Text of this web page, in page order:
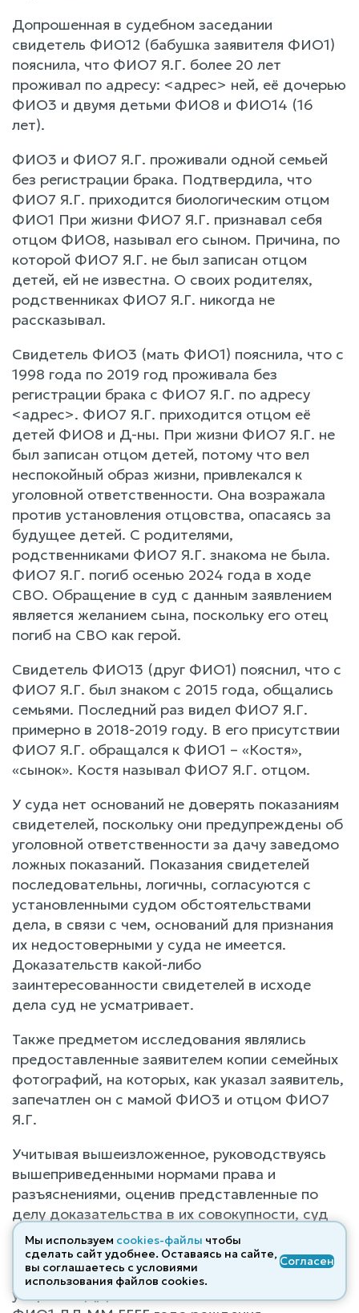
Допрошенная в судебном заседании
свидетель ФИО12 (бабушка заявителя ФИО1)
пояснила, что ФИО7 Я.Г. более 20 лет
проживал по адресу: <адрес> ней, её дочерью
ФИО3 и двумя детьми ФИО8 и ФИО14 (16
лет).
ФИО3 и ФИО7 Я.Г. проживали одной семьей
без регистрации брака. Подтвердила, что
ФИО7 Я.Г. приходится биологическим отцом
ФИО1 При жизни ФИО7 Я.Г. признавал себя
отцом ФИО8, называл его сыном. Причина, по
которой ФИО7 Я.Г. не был записан отцом
детей, ей не известна. О своих родителях,
родственниках ФИО7 Я.Г. никогда не
рассказывал.
Свидетель ФИО3 (мать ФИО1) пояснила, что с
1998 года по 2019 год проживала без
регистрации брака с ФИО7 Я.Г. по адресу
<адрес>. ФИО7 Я.Г. приходится отцом её
детей ФИО8 и Д-ны. При жизни ФИО7 Я.Г. не
был записан отцом детей, потому что вел
неспокойный образ жизни, привлекался к
уголовной ответственности. Она возражала
против установления отцовства, опасаясь за
будущее детей. С родителями,
родственниками ФИО7 Я.Г. знакома не была.
ФИО7 Я.Г. погиб осенью 2024 года в ходе
СВО. Обращение в суд с данным заявлением
является желанием сына, поскольку его отец
погиб на СВО как герой.
Свидетель ФИО13 (друг ФИО1) пояснил, что с
ФИО7 Я.Г. был знаком с 2015 года, общались
семьями. Последний раз видел ФИО7 Я.Г.
примерно в 2018-2019 году. В его присутствии
ФИО7 Я.Г. обращался к ФИО1 – «Костя»,
«сынок». Костя называл ФИО7 Я.Г. отцом.
У суда нет оснований не доверять показаниям
свидетелей, поскольку они предупреждены об
уголовной ответственности за дачу заведомо
ложных показаний. Показания свидетелей
последовательны, логичны, согласуются с
установленными судом обстоятельствами
дела, в связи с чем, оснований для признания
их недостоверными у суда не имеется.
Доказательств какой-либо
заинтересованности свидетелей в исходе
дела суд не усматривает.
Также предметом исследования являлись
предоставленные заявителем копии семейных
фотографий, на которых, как указал заявитель,
запечатлен он с мамой ФИО3 и отцом ФИО7
Я.Г.
Учитывая вышеизложенное, руководствуясь
вышеприведенными нормами права и
разъяснениями, оценив представленные по
делу доказательства в их совокупности, суд
полагает возможным установить факт
признания отцовства ФИО4, ДД.ММ.ГГГГ
года рождения, уроженца <адрес> УССР,
умершего ДД.ММ.ГГГГ в отношении сына
Мы используем cookies-файлы чтобы
сделать сайт удобнее. Оставаясь на сайте,
вы соглашаетесь с условиями
использования файлов cооkies.
Согласен